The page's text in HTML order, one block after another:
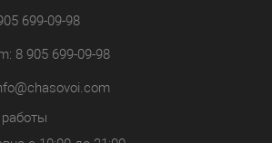
699-09-98
8 905 699-09-98